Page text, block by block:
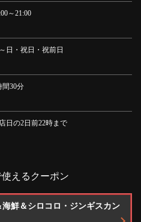
ジョッキワイン（赤・白）
）
カムサワー、ウーロンハイ、緑茶ハ
グレープフルーツ）、ライチ（ソー
）、ピスコ(コーク/ジンジャー)ジント
ガフ
～21:00
日・祝日・祝前日
間30分
日の2日前22時まで
えるクーポン
鮮＆シロコロ・ジンギスカン